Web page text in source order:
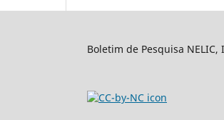
Boletim de Pesquisa NELIC,